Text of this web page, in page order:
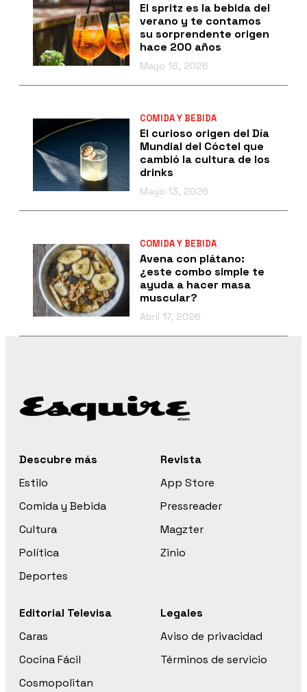
El spritz es la bebida del
verano y te contamos
su sorprendente origen
hace 200 años
Mayo 18, 2026
COMIDA Y BEBIDA
El curioso origen del Día
Mundial del Cóctel que
cambió la cultura de los
drinks
Mayo 13, 2026
COMIDA Y BEBIDA
Avena con plátano:
¿este combo simple te
ayuda a hacer masa
muscular?
Abril 17, 2026
Descubre más
Estilo
Comida y Bebida
Cultura
Política
Deportes
Revista
App Store
Pressreader
Magzter
Zinio
Editorial Televisa
Caras
Cocina Fácil
Cosmopolitan
Legales
Aviso de privacidad
Términos de servicio